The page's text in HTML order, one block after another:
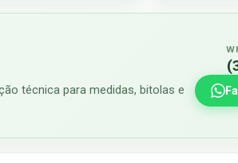
técnica para medidas, bitolas e